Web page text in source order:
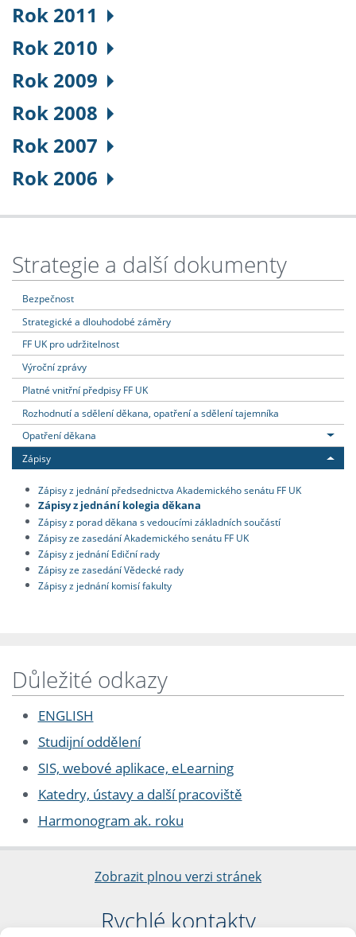
Rok 2011
Rok 2010
Rok 2009
Rok 2008
Rok 2007
Rok 2006
Strategie a další dokumenty
Bezpečnost
Strategické a dlouhodobé záměry
FF UK pro udržitelnost
Výroční zprávy
Platné vnitřní předpisy FF UK
Rozhodnutí a sdělení děkana, opatření a sdělení tajemníka
Opatření děkana
Zápisy
Zápisy z jednání předsednictva Akademického senátu FF UK
Zápisy z jednání kolegia děkana
Zápisy z porad děkana s vedoucími základních součástí
Zápisy ze zasedání Akademického senátu FF UK
Zápisy z jednání Ediční rady
Zápisy ze zasedání Vědecké rady
Zápisy z jednání komisí fakulty
Důležité odkazy
ENGLISH
Studijní oddělení
SIS, webové aplikace, eLearning
Katedry, ústavy a další pracoviště
Harmonogram ak. roku
Zobrazit plnou verzi stránek
Rychlé kontakty